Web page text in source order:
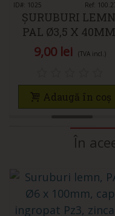
ID#: 1025 Ref:
ȘURUBURI
PAL Ø3,5 X
CAP ÎNGROPAT PZ2,
ZINCATE ALB
9,00 lei (TVA incl.)
Adaugă în coș
În